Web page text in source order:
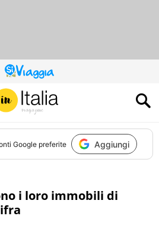
QUESTO
SITO
CONTRIBUISCE
ALL’AUDIENCE
DI
Google preferite Aggiungi
i loro immobili di